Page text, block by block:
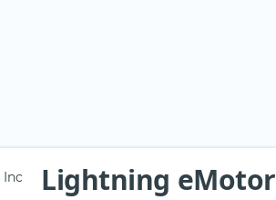
Lightning